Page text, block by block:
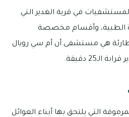
في قرية الغدير التي
الطبية، وأقسام مخصصة
هي مستشفى أن أم سي رويال
دقيقة.
التي يلتحق بها أبناء العوائل